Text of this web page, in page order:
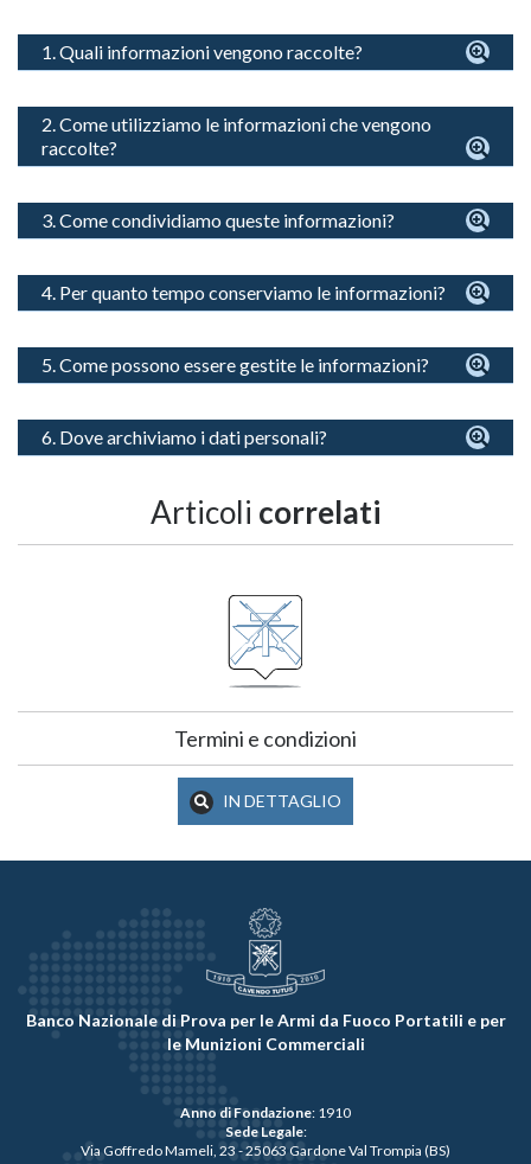
1. Quali informazioni vengono raccolte?
2. Come utilizziamo le informazioni che vengono
raccolte?
3. Come condividiamo queste informazioni?
4. Per quanto tempo conserviamo le informazioni?
5. Come possono essere gestite le informazioni?
6. Dove archiviamo i dati personali?
Articoli correlati
Termini e condizioni
IN DETTAGLIO
Banco Nazionale di Prova per le Armi da Fuoco Portatili e per
le Munizioni Commerciali
Anno di Fondazione: 1910
Sede Legale:
Via Goffredo Mameli, 23 - 25063 Gardone Val Trompia (BS)